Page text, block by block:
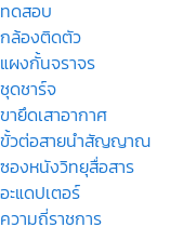
ทดสอบ
กล้องติดตัว
แผงกั้นจราจร
ชุดชาร์จ
ขายึดเสาอากาศ
ขั้วต่อสายนำสัญญาณ
ซองหนังวิทยุสื่อสาร
อะแดปเตอร์
ความถี่ราชการ